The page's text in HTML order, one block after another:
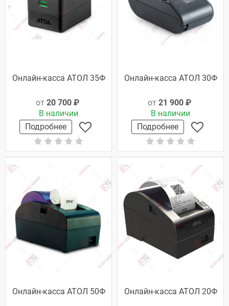
Онлайн-касса АТОЛ 35Ф
от 20 700 ₽
В наличии
Подробнее
Онлайн-касса АТОЛ 30Ф
от 21 900 ₽
В наличии
Подробнее
Онлайн-касса АТОЛ 50Ф Онлайн-касса АТОЛ 20Ф